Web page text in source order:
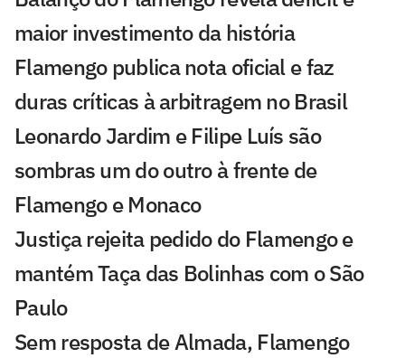
maior investimento da história
Flamengo publica nota oficial e faz
duras críticas à arbitragem no Brasil
Leonardo Jardim e Filipe Luís são
sombras um do outro à frente de
Flamengo e Monaco
Justiça rejeita pedido do Flamengo e
mantém Taça das Bolinhas com o São
Paulo
Sem resposta de Almada, Flamengo